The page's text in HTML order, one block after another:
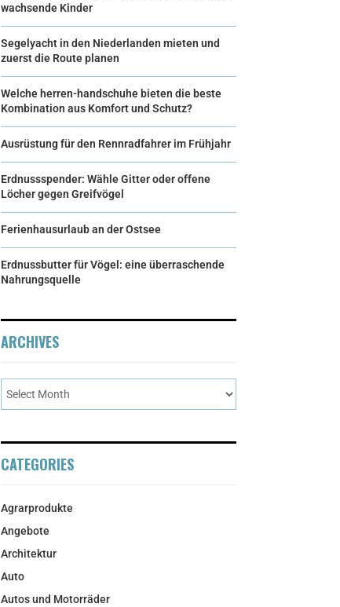
wachsende Kinder
Segelyacht in den Niederlanden mieten und
zuerst die Route planen
Welche herren-handschuhe bieten die beste
Kombination aus Komfort und Schutz?
Ausrüstung für den Rennradfahrer im Frühjahr
Erdnussspender: Wähle Gitter oder offene
Löcher gegen Greifvögel
Ferienhausurlaub an der Ostsee
Erdnussbutter für Vögel: eine überraschende
Nahrungsquelle
ARCHIVES
CATEGORIES
Agrarprodukte
Angebote
Architektur
Auto
Autos und Motorräder